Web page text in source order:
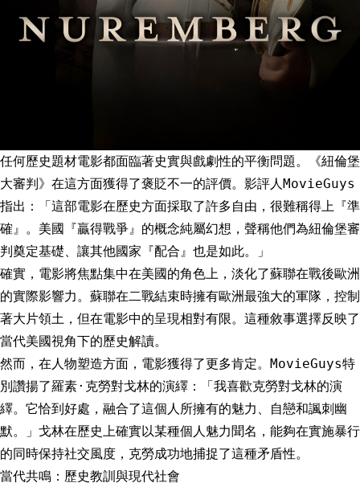
任何歷史題材電影都面臨著史實與戲劇性的平衡問題。《紐倫堡
大審判》在這方面獲得了褒貶不一的評價。影評人MovieGuys
指出：「這部電影在歷史方面採取了許多自由，很難稱得上『準
確』。美國『贏得戰爭』的概念純屬幻想，聲稱他們為紐倫堡審
判奠定基礎、讓其他國家『配合』也是如此。」
確實，電影將焦點集中在美國的角色上，淡化了蘇聯在戰後歐洲
的實際影響力。蘇聯在二戰結束時擁有歐洲最強大的軍隊，控制
著大片領土，但在電影中的呈現相對有限。這種敘事選擇反映了
當代美國視角下的歷史解讀。
然而，在人物塑造方面，電影獲得了更多肯定。MovieGuys特
別讚揚了羅素·克勞對戈林的演繹：「我喜歡克勞對戈林的演
繹。它恰到好處，融合了這個人所擁有的魅力、自戀和諷刺幽
默。」戈林在歷史上確實以某種個人魅力聞名，能夠在實施暴行
的同時保持社交風度，克勞成功地捕捉了這種矛盾性。
當代共鳴：歷史教訓與現代社會